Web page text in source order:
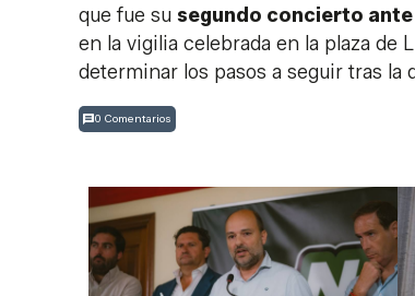
que fue su segundo concierto
en la vigilia celebrada en la plaza de
determinar los pasos a seguir tras la
0 Comentarios